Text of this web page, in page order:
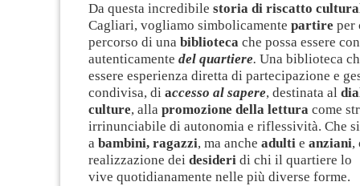
Da questa incredibile storia di riscatto
Cagliari, vogliamo simbolicamente partire per
percorso di una biblioteca che possa essere
autenticamente del quartiere. Una biblioteca
essere esperienza diretta di partecipazione e
condivisa, di accesso al sapere, destinata al
culture, alla promozione della lettura come
irrinunciabile di autonomia e riflessività. Che
a bambini, ragazzi, ma anche adulti e anziani,
realizzazione dei desideri di chi il quartiere lo
vive quotidianamente nelle più diverse forme.